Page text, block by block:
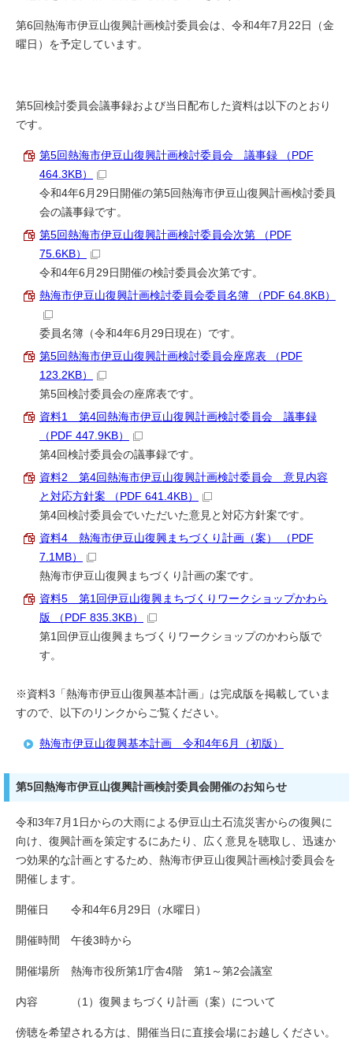
第6回熱海市伊豆山復興計画検討委員会は、令和4年7月22日（金
曜日）を予定しています。
第5回検討委員会議事録および当日配布した資料は以下のとおり
です。
第5回熱海市伊豆山復興計画検討委員会 議事録 （PDF
464.3KB）
令和4年6月29日開催の第5回熱海市伊豆山復興計画検討委員
会の議事録です。
第5回熱海市伊豆山復興計画検討委員会次第 （PDF
75.6KB）
令和4年6月29日開催の検討委員会次第です。
熱海市伊豆山復興計画検討委員会委員名簿 （PDF 64.8KB）
委員名簿（令和4年6月29日現在）です。
第5回熱海市伊豆山復興計画検討委員会座席表 （PDF
123.2KB）
第5回検討委員会の座席表です。
資料1 第4回熱海市伊豆山復興計画検討委員会 議事録
（PDF 447.9KB）
第4回検討委員会の議事録です。
資料2 第4回熱海市伊豆山復興計画検討委員会 意見内容
と対応方針案 （PDF 641.4KB）
第4回検討委員会でいただいた意見と対応方針案です。
資料4 熱海市伊豆山復興まちづくり計画（案） （PDF
7.1MB）
熱海市伊豆山復興まちづくり計画の案です。
資料5 第1回伊豆山復興まちづくりワークショップかわら
版 （PDF 835.3KB）
第1回伊豆山復興まちづくりワークショップのかわら版で
す。
※資料3「熱海市伊豆山復興基本計画」は完成版を掲載していま
すので、以下のリンクからご覧ください。
熱海市伊豆山復興基本計画 令和4年6月（初版）
第5回熱海市伊豆山復興計画検討委員会開催のお知らせ
令和3年7月1日からの大雨による伊豆山土石流災害からの復興に
向け、復興計画を策定するにあたり、広く意見を聴取し、迅速か
つ効果的な計画とするため、熱海市伊豆山復興計画検討委員会を
開催します。
開催日 令和4年6月29日（水曜日）
開催時間 午後3時から
開催場所 熱海市役所第1庁舎4階 第1～第2会議室
内容 （1）復興まちづくり計画（案）について
傍聴を希望される方は、開催当日に直接会場にお越しください。